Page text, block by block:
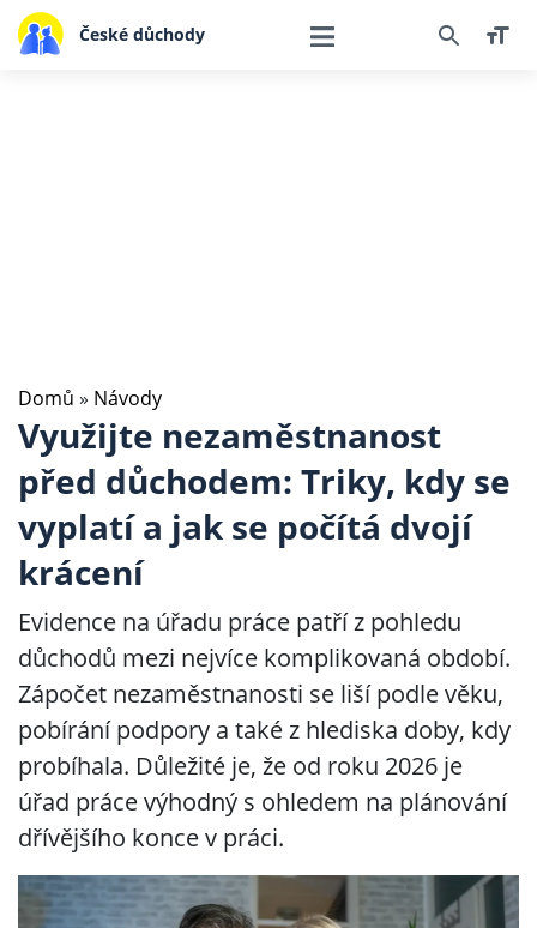
České důchody
Domů » Návody
Využijte nezaměstnanost
před důchodem: Triky, kdy se
vyplatí a jak se počítá dvojí
krácení
Evidence na úřadu práce patří z pohledu
důchodů mezi nejvíce komplikovaná období.
Zápočet nezaměstnanosti se liší podle věku,
pobírání podpory a také z hlediska doby, kdy
probíhala. Důležité je, že od roku 2026 je
úřad práce výhodný s ohledem na plánování
dřívějšího konce v práci.